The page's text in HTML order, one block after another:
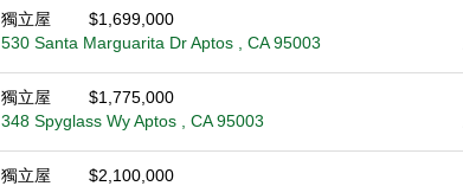
獨立屋
$1,699,000
530 Santa Marguarita Dr Aptos , CA 95003
獨立屋
$1,775,000
348 Spyglass Wy Aptos , CA 95003
獨立屋
$2,100,000